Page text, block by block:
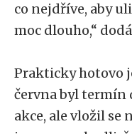
co nejdříve, aby
moc dlouho,“
Prakticky hotovo
června byl
akce, ale vložil se